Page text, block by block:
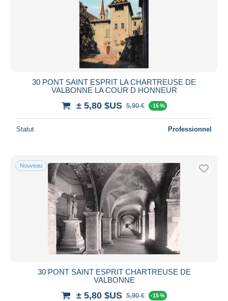
30 PONT SAINT ESPRIT LA CHARTREUSE DE
VALBONNE LA COUR D HONNEUR
± 5,80 $US 5,90 € -15 %
Statut Professionnel
Nouveau
30 PONT SAINT ESPRIT CHARTREUSE DE
VALBONNE
± 5,80 $US 5,90 € -15 %